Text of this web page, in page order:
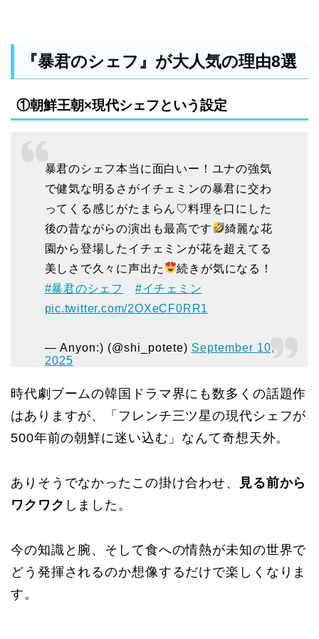
『暴君のシェフ』が大人気の理由8選
①朝鮮王朝×現代シェフという設定
暴君のシェフ本当に面白いー！ユナの強気
で健気な明るさがイチェミンの暴君に交わ
ってくる感じがたまらん♡料理を口にした
後の昔ながらの演出も最高です
綺麗な花
園から登場したイチェミンが花を超えてる
美しさで久々に声出た
続きが気になる！
#暴君のシェフ
#イチェミン
pic.twitter.com/2OXeCF0RR1
— Anyon:) (@shi_potete) September 10,
2025
時代劇ブームの韓国ドラマ界にも数多くの話題作
はありますが、「フレンチ三ツ星の現代シェフが
500年前の朝鮮に迷い込む」なんて奇想天外。
ありそうでなかったこの掛け合わせ、
見る前から
ワクワク しました。
今の知識と腕、そして食への情熱が未知の世界で
どう発揮されるのか想像するだけで楽しくなりま
す。